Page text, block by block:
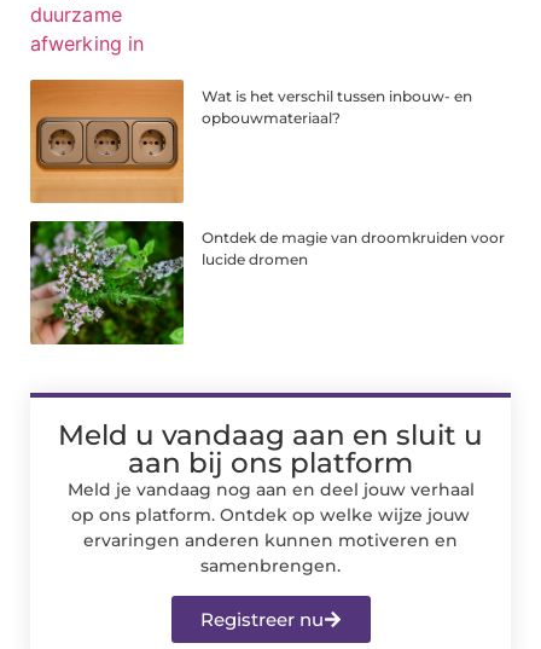
Wat is het verschil tussen inbouw- en
opbouwmateriaal?
Ontdek de magie van droomkruiden voor
lucide dromen
Meld u vandaag aan en sluit u
aan bij ons platform
Meld je vandaag nog aan en deel jouw verhaal
op ons platform. Ontdek op welke wijze jouw
ervaringen anderen kunnen motiveren en
samenbrengen.
Registreer nu